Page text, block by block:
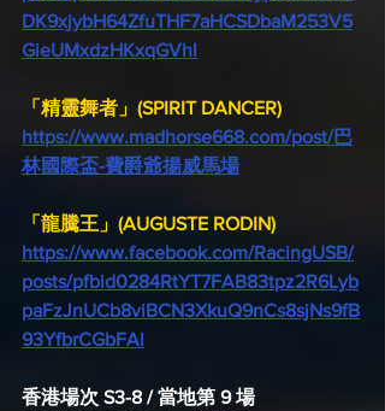
DK9xjybH64ZfuTHF7aHCSDbaM253V5
GieUMxdzHKxqGVhl
「精靈舞者」(SPIRIT DANCER)
https://www.madhorse668.com/post/巴
林國際盃-費爵爺揚威馬場
「龍騰王」(AUGUSTE RODIN)
https://www.facebook.com/RacingUSB/
posts/pfbid0284RtYT7FAB83tpz2R6Lyb
paFzJnUCb8viBCN3XkuQ9nCs8sjNs9fB
93YfbrCGbFAl
香港場次 S3-8 / 當地第 9 場